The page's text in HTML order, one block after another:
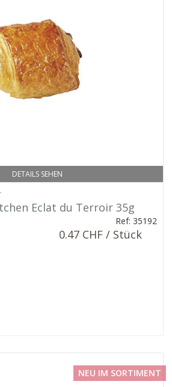
DETAILS SEHEN
Eclat du Terroir 35g
Ref: 35192
0.47 CHF / Stück
NEU IM SORTIMENT